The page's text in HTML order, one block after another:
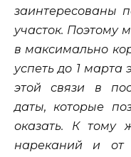
заинтересованы
участок. Поэтому
в максимально
успеть до 1 марта
этой связи в
даты, которые
оказать. К тому
нареканий и от